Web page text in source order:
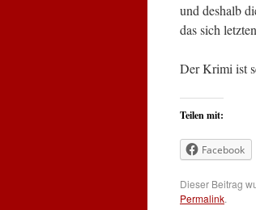
und deshalb
das sich
Der Krimi ist
Teilen mit:
Facebook
Dieser Beitrag
Permalink.